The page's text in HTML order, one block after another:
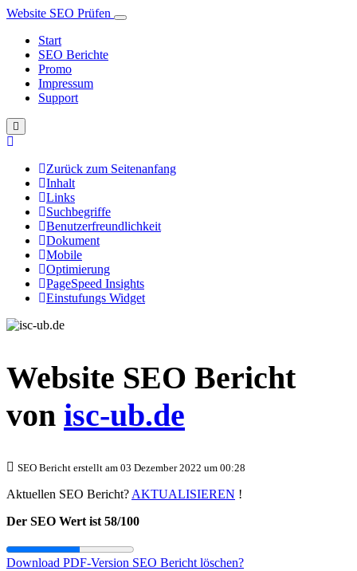
Website SEO Prüfen
Start
SEO Berichte
Promo
Impressum
Support
Zurück zum Seitenanfang
Inhalt
Links
Suchbegriffe
Benutzerfreundlichkeit
Dokument
Mobile
Optimierung
PageSpeed Insights
Einstufungs Widget
Website SEO Bericht
von isc-ub.de
SEO Bericht erstellt am 03 Dezember 2022 um 00:28
Aktuellen SEO Bericht? AKTUALISIEREN !
Der SEO Wert ist 58/100
Download PDF-Version SEO Bericht löschen?